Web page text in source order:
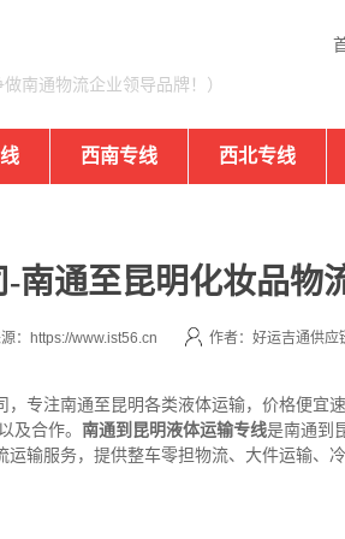
南通物流企业领导品牌！）
西南专线 西北专线
南通至昆明化妆品物
：https://www.ist56.cn 作者：好运吉通供应
专注南通至昆明各类液体运输，价格便宜
及合作。 南通到昆明液体运输专线是南通到
输服务，提供整车零担物流、大件运输、冷